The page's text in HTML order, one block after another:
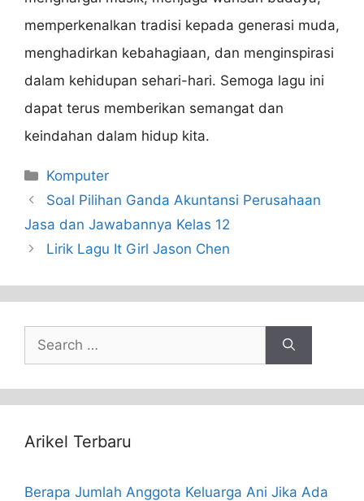
memperkenalkan tradisi kepada generasi muda,
menghadirkan kebahagiaan, dan menginspirasi
dalam kehidupan sehari-hari. Semoga lagu ini
dapat terus memberikan semangat dan
keindahan dalam hidup kita.
Categories
Komputer
Soal Pilihan Ganda Akuntansi Perusahaan
Jasa dan Jawabannya Kelas 12
Lirik Lagu It Girl Jason Chen
Search
for:
Arikel Terbaru
Berapa Jumlah Anggota Keluarga Ani Jika Ada